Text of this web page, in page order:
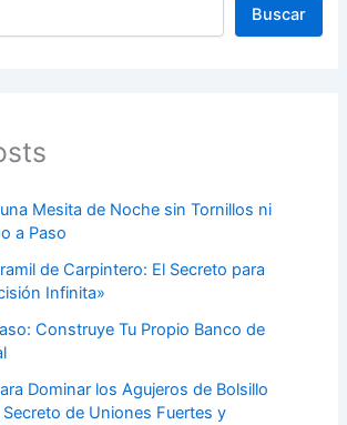
Buscar
Mesita de Noche sin Tornillos ni
a Paso
de Carpintero: El Secreto para
Infinita»
Construye Tu Propio Banco de
Dominar los Agujeros de Bolsillo
de Uniones Fuertes y